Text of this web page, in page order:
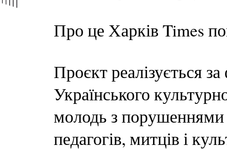
Про це Харків Times
Проєкт реалізується
Українського
молодь з порушеннями
педагогів, митців і